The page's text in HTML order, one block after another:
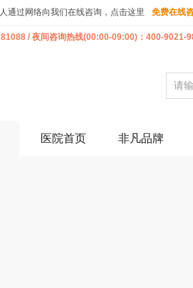
通过网络向我们在线咨询，点击这里 免费在线
/ 夜间咨询热线(00:00-09:00)：400-9021-
医院首页 非凡品牌